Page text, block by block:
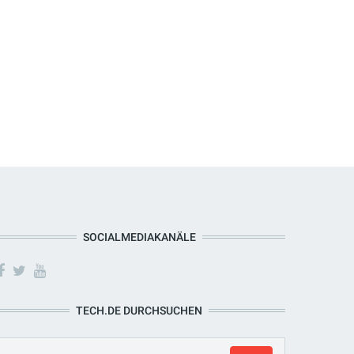
SOCIALMEDIAKANÄLE
TECH.DE DURCHSUCHEN